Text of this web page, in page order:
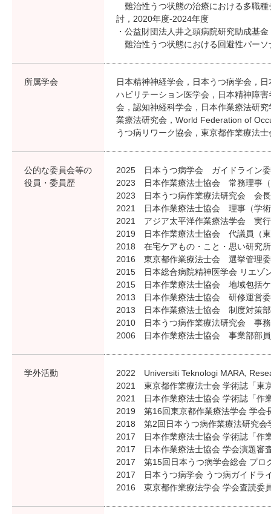
難治性うつ状態の治療における多職
討，2020年度-2024年度
・公益財団法人井之頭病院研究助成基
難治性うつ状態における回避性パー
所属学会
日本精神神経学会，日本うつ病学会，
ハビリテーション医学会，日本精神障
会，認知神経科学会，日本作業療法研
業療法研究会，World Federation of
うつ病リワーク協会，東京都作業療法
公的な委員会等の
役員・委員歴
2025 日本うつ病学会 ガイドライン
2023 日本作業療法士協会 常務理事（
2023 日本うつ病作業療法研究会 会長
2021 日本作業療法士協会 理事（学術
2021 アジア太平洋作業療法学会 実
2019 日本作業療法士協会 代議員（
2018 在宅ケアもの・こと・思い研究
2016 東京都作業療法士会 選挙管理
2015 日本総合病院精神医学会 リエゾ
2015 日本作業療法士協会 地域包括ケ
2013 日本作業療法士協会 研修運営
2013 日本作業療法士協会 制度対策
2010 日本うつ病作業療法研究会 事
2006 日本作業療法士協会 事業部部員
学外活動
2022 Universiti Teknologi MARA,
2021 東京都作業療法士会 学術誌「東
2021 日本作業療法士協会 学術誌「作
2019 第16回東京都作業療法学会 学会
2018 第2回日本うつ病作業療法研究会
2017 日本作業療法士協会 学術誌「作
2017 日本作業療法士協会 学会演題審
2017 第15回日本うつ病学会総会 プロ
2017 日本うつ病学会 うつ病ガイドラ
2016 東京都作業療法学会 学会査読委